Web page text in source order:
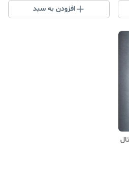
افزودن به سبد